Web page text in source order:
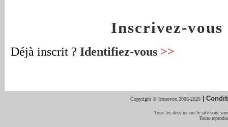
Inscrivez-vous
Déjà inscrit ? Identifiez-vous >>
Copyright © Iconovox 2006-2026 |
Tous les dessins sur le site sont
Toute